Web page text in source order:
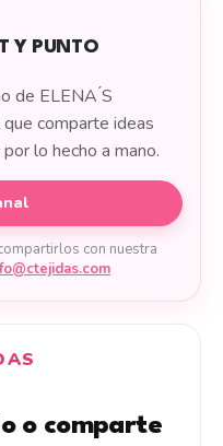
Y PUNTO
de ELENA ́S
que comparte ideas
lo hecho a mano.
con nuestra
o comparte